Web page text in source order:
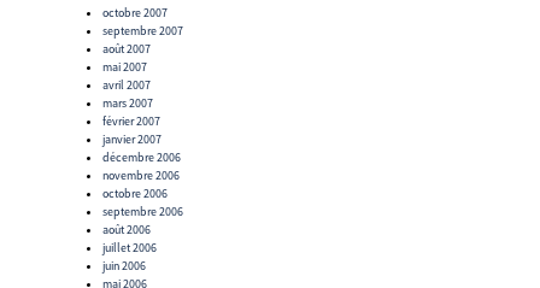
octobre 2007
septembre 2007
août 2007
mai 2007
avril 2007
mars 2007
février 2007
janvier 2007
décembre 2006
novembre 2006
octobre 2006
septembre 2006
août 2006
juillet 2006
juin 2006
mai 2006